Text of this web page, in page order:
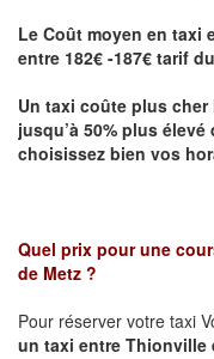
Le Coût moyen en taxi
entre 182€ -187€ tarif
Un taxi coûte plus
jusqu’à 50% plus
choisissez bien vos
Quel prix pour une
de Metz ?
Pour réserver votre taxi
un taxi entre Thionville